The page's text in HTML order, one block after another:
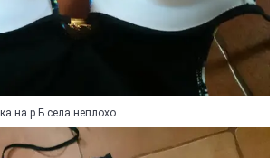
на р Б села неплохо.